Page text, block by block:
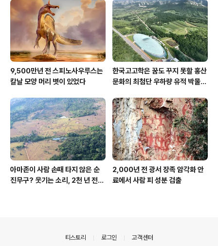
9,500만년 전 스피노사우루스는
칼날 모양 머리 볏이 있었다
한국고고학은 꿈도 꾸지 못할 홍산
문화의 최첨단 우하량 유적 박물관
아마존이 사람 손때 타지 않은 순
진무구? 웃기는 소리, 2천 년 전에
2,000년 전 광서 장족 암각화 안
료에서 사람 피 성분 검출
티스토리 로그인 고객센터